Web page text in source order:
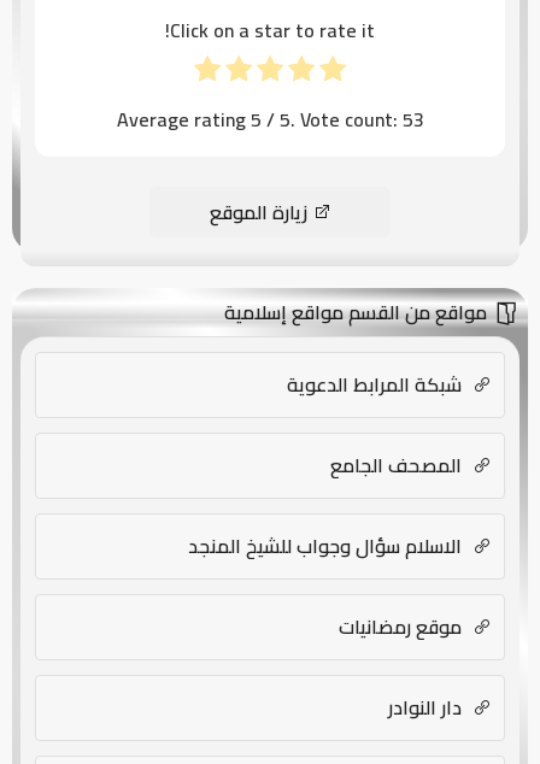
Click on a star to rate it!
Average rating5/ 5. Vote count:53
زيارة الموقع
مواقع من القسم مواقع إسلامية
شبكة المرابط الدعوية
المصحف الجامع
الاسلام سؤال وجواب للشيخ المنجد
موقع رمضانيات
دار النوادر